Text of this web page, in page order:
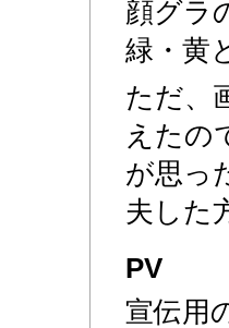
顔グラ
緑・黄
ただ、
えたの
が思っ
夫した
PV
宣伝用